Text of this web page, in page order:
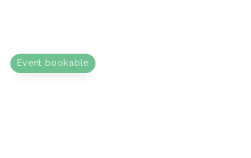
Event bookable